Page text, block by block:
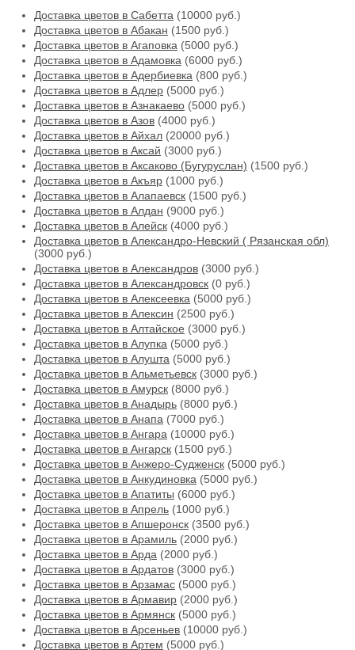
Доставка цветов в Cабетта (10000 руб.)
Доставка цветов в Абакан (1500 руб.)
Доставка цветов в Агаповка (5000 руб.)
Доставка цветов в Адамовка (6000 руб.)
Доставка цветов в Адербиевка (800 руб.)
Доставка цветов в Адлер (5000 руб.)
Доставка цветов в Азнакаево (5000 руб.)
Доставка цветов в Азов (4000 руб.)
Доставка цветов в Айхал (20000 руб.)
Доставка цветов в Аксай (3000 руб.)
Доставка цветов в Аксаково (Бугуруслан) (1500 руб.)
Доставка цветов в Акъяр (1000 руб.)
Доставка цветов в Алапаевск (1500 руб.)
Доставка цветов в Алдан (9000 руб.)
Доставка цветов в Алейск (4000 руб.)
Доставка цветов в Александро-Невский ( Рязанская обл)
(3000 руб.)
Доставка цветов в Александров (3000 руб.)
Доставка цветов в Александровск (0 руб.)
Доставка цветов в Алексеевка (5000 руб.)
Доставка цветов в Алексин (2500 руб.)
Доставка цветов в Алтайское (3000 руб.)
Доставка цветов в Алупка (5000 руб.)
Доставка цветов в Алушта (5000 руб.)
Доставка цветов в Альметьевск (3000 руб.)
Доставка цветов в Амурск (8000 руб.)
Доставка цветов в Анадырь (8000 руб.)
Доставка цветов в Анапа (7000 руб.)
Доставка цветов в Ангара (10000 руб.)
Доставка цветов в Ангарск (1500 руб.)
Доставка цветов в Анжеро-Судженск (5000 руб.)
Доставка цветов в Анкудиновка (5000 руб.)
Доставка цветов в Апатиты (6000 руб.)
Доставка цветов в Апрель (1000 руб.)
Доставка цветов в Апшеронск (3500 руб.)
Доставка цветов в Арамиль (2000 руб.)
Доставка цветов в Арда (2000 руб.)
Доставка цветов в Ардатов (3000 руб.)
Доставка цветов в Арзамас (5000 руб.)
Доставка цветов в Армавир (2000 руб.)
Доставка цветов в Армянск (5000 руб.)
Доставка цветов в Арсеньев (10000 руб.)
Доставка цветов в Артем (5000 руб.)